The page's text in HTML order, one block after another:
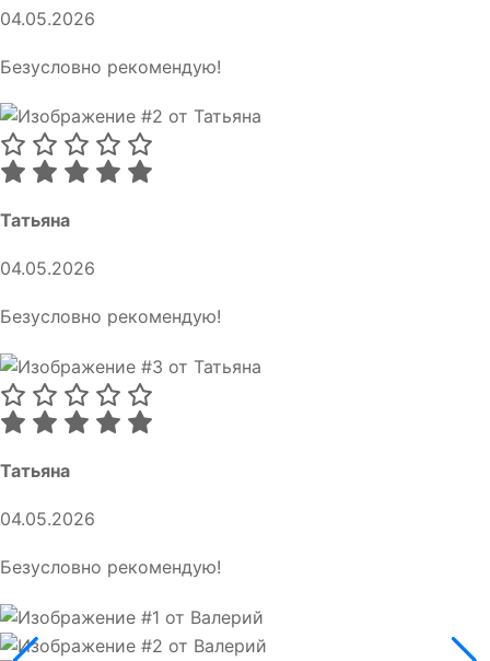
04.05.2026
Безусловно рекомендую!
Татьяна
04.05.2026
Безусловно рекомендую!
Татьяна
04.05.2026
Безусловно рекомендую!